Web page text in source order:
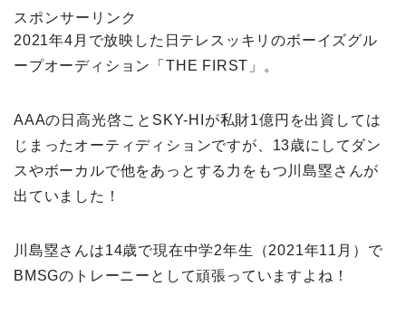
スポンサーリンク
2021年4月で放映した日テレスッキリのボーイズグル
ープオーディション「THE FIRST」。
AAAの日高光啓ことSKY-HIが私財1億円を出資しては
じまったオーティディションですが、13歳にしてダン
スやボーカルで他をあっとする力をもつ川島塁さんが
出ていました！
川島塁さんは14歳で現在中学2年生（2021年11月）で
BMSGのトレーニーとして頑張っていますよね！